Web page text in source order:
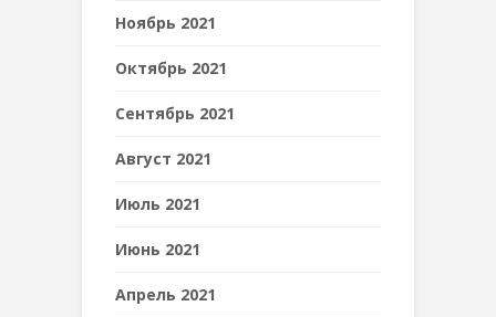
Ноябрь 2021
Октябрь 2021
Сентябрь 2021
Август 2021
Июль 2021
Июнь 2021
Апрель 2021